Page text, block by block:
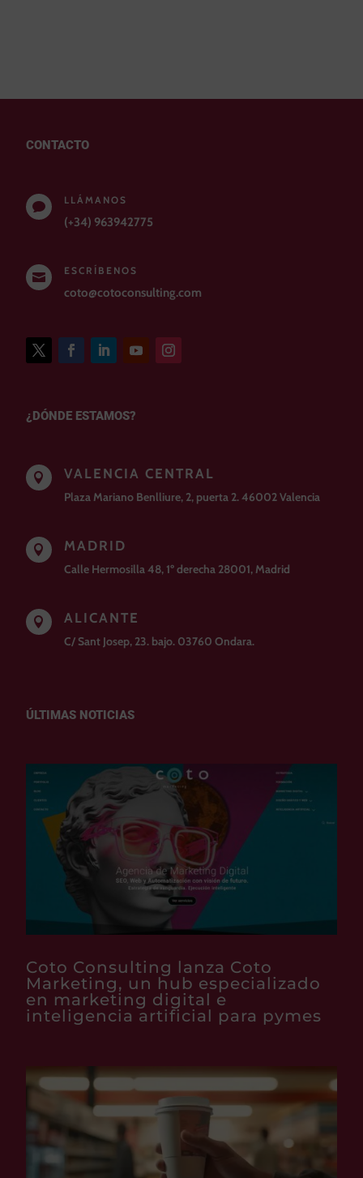
CONTACTO

LLÁMANOS
(+34) 963942775

ESCRÍBENOS
coto@cotoconsulting.com
¿DÓNDE ESTAMOS?
 VALENCIA CENTRAL
Plaza Mariano Benlliure, 2, puerta 2. 46002 Valencia
 MADRID
Calle Hermosilla 48, 1º derecha 28001, Madrid
 ALICANTE
C/ Sant Josep, 23. bajo. 03760 Ondara.
ÚLTIMAS NOTICIAS
Coto Consulting lanza Coto
Marketing, un hub especializado
en marketing digital e
inteligencia artificial para pymes